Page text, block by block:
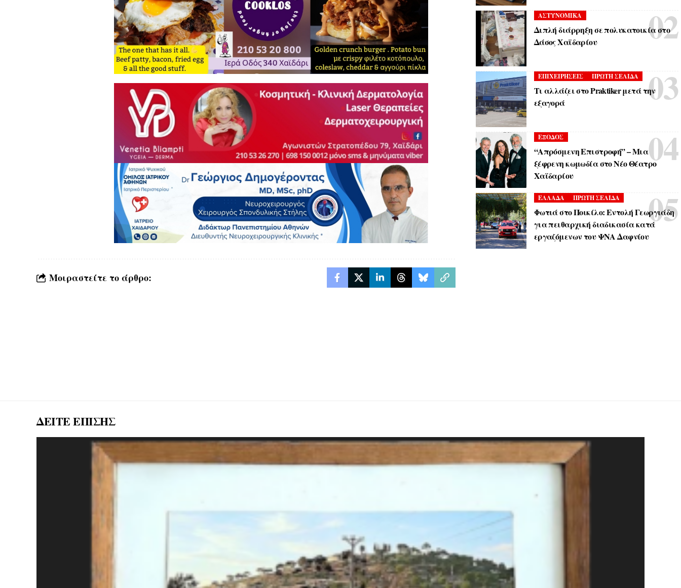
Μοιραστείτε το άρθρο:
ΑΣΤΥΝΟΜΙΚΑ
Διπλή διάρρηξη σε πολυκατοικία στο
Δάσος Χαϊδαρίου
ΕΠΙΧΕΙΡΗΣΕΙΣ ΠΡΩΤΗ ΣΕΛΙΔΑ
Τι αλλάζει στο Praktiker μετά την
εξαγορά
ΕΞΟΔΟΣ
“Απρόσμενη Επιστροφή” – Μια
ξέφρενη κωμωδία στο Νέο Θέατρο
Χαϊδαρίου
ΕΛΛΑΔΑ ΠΡΩΤΗ ΣΕΛΙΔΑ
Φωτιά στο Ποικίλο: Εντολή Γεωργιάδη
για πειθαρχική διαδικασία κατά
εργαζόμενων του ΨΝΑ Δαφνίου
ΔΕΙΤΕ ΕΠΙΣΗΣ